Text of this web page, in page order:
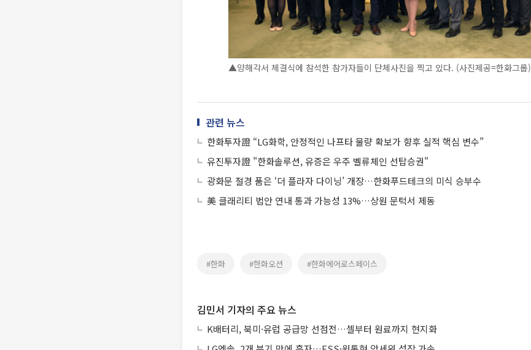
▲양해각서 체결식에 참석한 참가자들이 단체사진을 찍고 있다. (사진제공=한화그룹)
관련 뉴스
한화투자證 “LG화학, 안정적인 나프타 물량 확보가 향후 실적 핵심 변수”
유진투자證 "한화솔루션, 유증은 우주 벨류체인 선탑승권"
광화문 절경 품은 ‘더 플라자 다이닝’ 개장…한화푸드테크의 미식 승부수
美 클래리티 법안 연내 통과 가능성 13%…상원 문턱서 제동
#한화 #한화오션 #한화에어로스페이스
김민서 기자의 주요 뉴스
K배터리, 북미·유럽 공급망 선점전…셀부터 원료까지 현지화